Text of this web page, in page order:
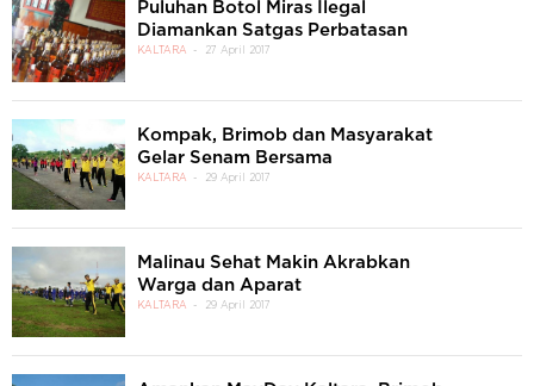
Puluhan Botol Miras Ilegal
Diamankan Satgas Perbatasan
KALTARA 27 April 2017
Kompak, Brimob dan Masyarakat
Gelar Senam Bersama
KALTARA 29 April 2017
Malinau Sehat Makin Akrabkan
Warga dan Aparat
KALTARA 29 April 2017